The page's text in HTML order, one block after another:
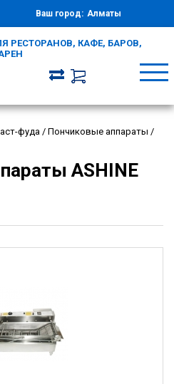
Ваш город: Алматы
РЕСТОРАНОВ, КАФЕ, БАРОВ,
фуда / Пончиковые аппараты /
ASHINE